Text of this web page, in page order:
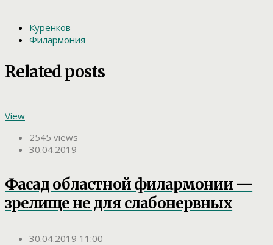
Куренков
Филармония
Related posts
View
2545 views
30.04.2019
Фасад областной филармонии —
зрелище не для слабонервных
30.04.2019 11:00